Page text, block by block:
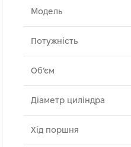
Модель
Потужність
Об’єм
Діаметр циліндра
Хід поршня